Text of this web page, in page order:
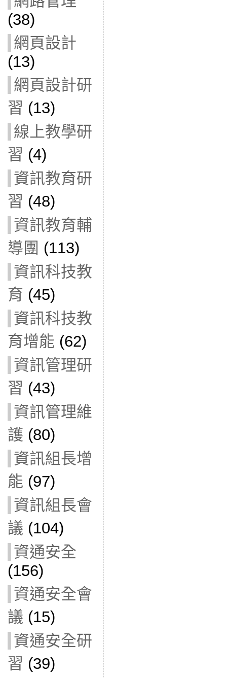
(38)
網頁設計
(13)
網頁設計研
習 (13)
線上教學研
習 (4)
資訊教育研
習 (48)
資訊教育輔
導團 (113)
資訊科技教
育 (45)
資訊科技教
育增能 (62)
資訊管理研
習 (43)
資訊管理維
護 (80)
資訊組長增
能 (97)
資訊組長會
議 (104)
資通安全
(156)
資通安全會
議 (15)
資通安全研
習 (39)